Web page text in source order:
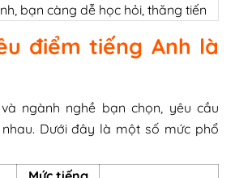
bạn càng dễ học hỏi, thăng tiến
điểm tiếng Anh là
ngành nghề bạn chọn, yêu cầu
Dưới đây là một số mức phổ